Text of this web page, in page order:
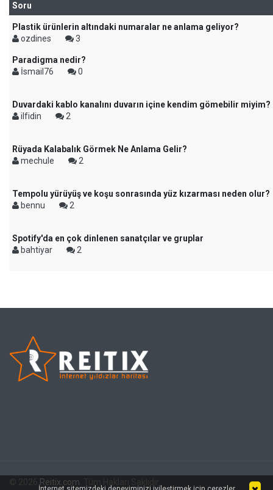
Soru
Plastik ürünlerin altındaki numaralar ne anlama geliyor?
ozdines
3
Paradigma nedir?
İsmail76
0
Duvardaki kablo kanalını duvarın içine kendim gömebilir miyim?
ilfidin
2
Rüyada Kalabalık Görmek Ne Anlama Gelir?
mechule
2
Tempolu yürüyüş ve koşu sonrasında yüz kızarması neden olur?
bennu
2
Spotify'da en çok dinlenen sanatçılar ve gruplar
bahtiyar
2
Reitix.com